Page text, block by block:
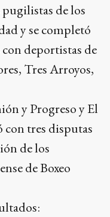
de los
y se completó
deportistas de
Tres Arroyos,
y Progreso y El
con tres disputas
de los
de Boxeo